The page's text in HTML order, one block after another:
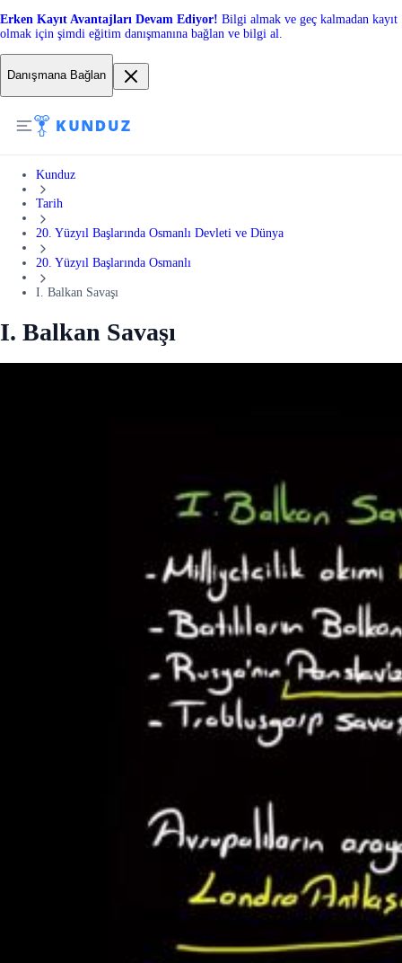
Erken Kayıt Avantajları Devam Ediyor! Bilgi almak ve geç kalmadan kayıt
olmak için şimdi eğitim danışmanına bağlan ve bilgi al.
Danışmana Bağlan
Kunduz
Tarih
20. Yüzyıl Başlarında Osmanlı Devleti ve Dünya
20. Yüzyıl Başlarında Osmanlı
I. Balkan Savaşı
I. Balkan Savaşı